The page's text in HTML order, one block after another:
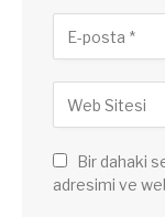
Bir dahaki
adresimi ve